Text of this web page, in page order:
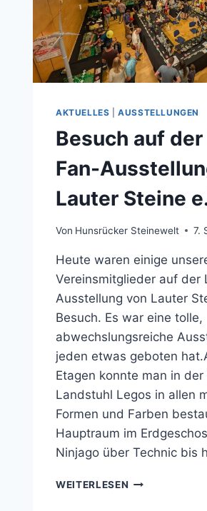
AKTUELLES |AUSSTELLUNGEN
Besuch auf der
Fan-
Lauter Steine
Von Hunsrücker Steinewelt 7.
Heute waren einige
Vereinsmitglieder auf der
Ausstellung von Lauter
Besuch. Es war eine tolle,
abwechslungsreiche
jeden etwas geboten
Etagen konnte man in
Landstuhl Legos in allen
Formen und Farben
Hauptraum im
Ninjago über Technic bis
WEITERLESEN BESUCH